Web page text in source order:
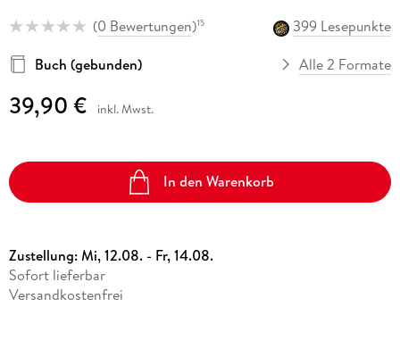
(0 Bewertungen)15
399 Lesepunkte
Buch (gebunden)
Alle 2 Formate
39,90 € inkl. Mwst.
In den Warenkorb
Zustellung:Mi, 12.08. - Fr, 14.08.
Sofort lieferbar
Versandkostenfrei